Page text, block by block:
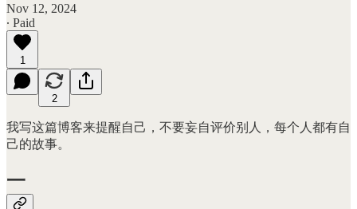
Nov 12, 2024
∙ Paid
1
2
我写这篇博客来提醒自己，不要妄自评价别人，每个人都有自
己的故事。
一